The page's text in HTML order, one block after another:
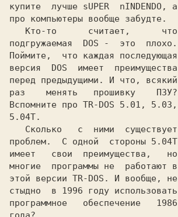
купите  лучше sUPER  nINDENDO, а
про компьютеры вообще забудте.
подгружаемая DOS -  это  плохо.
версия DOS
  имеет  преимущества
перед предыдущими. И что, всякий
раз    менять   прошивку    ПЗУ?
Вспомните про TR-DOS
5.01, 5.03,
5.04T.
проблем.  С одной  стороны
имеет   свои  преимущества,   но
многие  программы не  работают в
этой версии TR-DOS . И вообще, не
стыдно  в 1996 году использовать
программное   обеспечение